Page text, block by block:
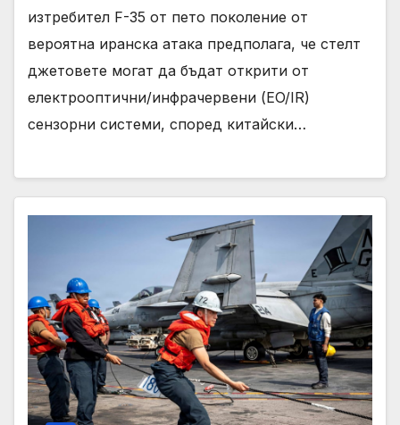
изтребител F-35 от пето поколение от
вероятна иранска атака предполага, че стелт
джетовете могат да бъдат открити от
електрооптични/инфрачервени (EO/IR)
сензорни системи, според китайски…